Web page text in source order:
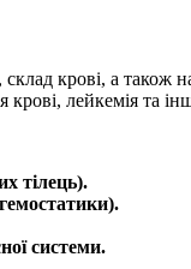
крові, а
лейкемія та
тілець).
системи.